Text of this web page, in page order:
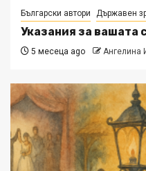
Български автори Държавен
Указания за вашата
5 месеца ago Ангелина